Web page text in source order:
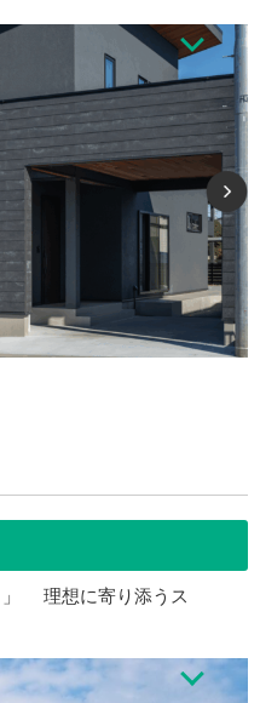
内容と価格を明瞭にお伝えします。
」 理想に寄り添うス